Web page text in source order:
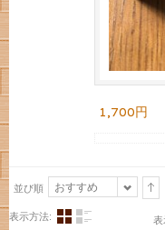
1,700円
並び順 おすすめ
表示方法: